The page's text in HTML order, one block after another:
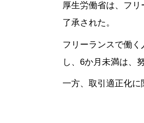
厚生労働省は、フリ
了承された。
フリーランスで働
し、6か月未満は、
一方、取引適正化に